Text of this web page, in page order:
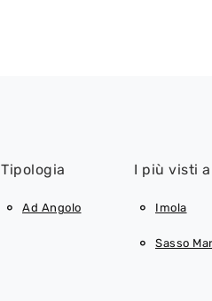
Tipologia
Ad Angolo
I più visti a
Imola
Sasso